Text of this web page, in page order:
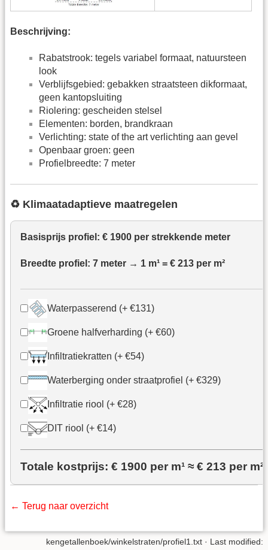
Beschrijving:
Rabatstrook: tegels variabel formaat, natuursteen
look
Verblijfsgebied: gebakken straatsteen dikformaat,
geen kantopsluiting
Riolering: gescheiden stelsel
Elementen: borden, brandkraan
Verlichting: state of the art verlichting aan gevel
Openbaar groen: geen
Profielbreedte: 7 meter
♻️ Klimaatadaptieve maatregelen
Basisprijs profiel: € 1900 per strekkende meter
Breedte profiel: 7 meter → 1 m¹ = € 213 per m²
Waterpasserend (+ €131)
Groene halfverharding (+ €60)
Infiltratiekratten (+ €54)
Waterberging onder straatprofiel (+ €329)
Infiltratie riool (+ €28)
DIT riool (+ €14)
Totale kostprijs: € 1900 per m¹ ≈ € 213 per m²
← Terug naar overzicht
kengetallenboek/winkelstraten/profiel1.txt · Last modified: